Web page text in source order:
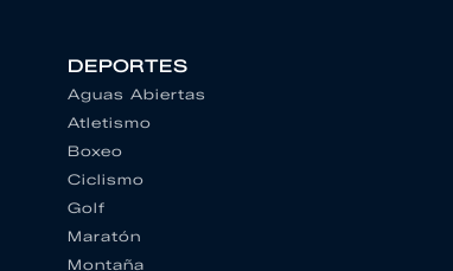
DEPORTES
Aguas Abiertas
Atletismo
Boxeo
Ciclismo
Golf
Maratón
Montaña